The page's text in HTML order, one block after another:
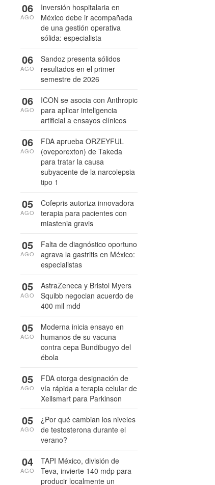
Inversión hospitalaria en
México debe ir acompañada
de una gestión operativa
sólida: especialista
06
AGO
Sandoz presenta sólidos
resultados en el primer
semestre de 2026
06
AGO
ICON se asocia con Anthropic
para aplicar inteligencia
artificial a ensayos clínicos
06
AGO
FDA aprueba ORZEYFUL
(oveporexton) de Takeda
para tratar la causa
subyacente de la narcolepsia
tipo 1
06
AGO
Cofepris autoriza innovadora
terapia para pacientes con
miastenia gravis
05
AGO
Falta de diagnóstico oportuno
agrava la gastritis en México:
especialistas
05
AGO
AstraZeneca y Bristol Myers
Squibb negocian acuerdo de
400 mil mdd
05
AGO
Moderna inicia ensayo en
humanos de su vacuna
contra cepa Bundibugyo del
ébola
05
AGO
FDA otorga designación de
vía rápida a terapia celular de
Xellsmart para Parkinson
05
AGO
¿Por qué cambian los niveles
de testosterona durante el
verano?
05
AGO
TAPI México, división de
Teva, invierte 140 mdp para
producir localmente un
04
AGO